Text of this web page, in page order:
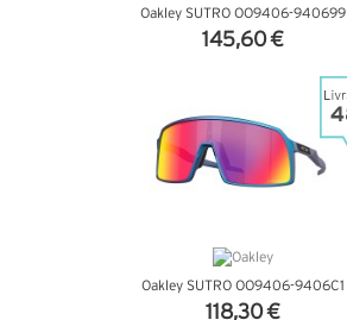
Oakley SUTRO OO9406-940699
145,60 €
Oakley SUTRO OO9406-9406C1
118,30 €